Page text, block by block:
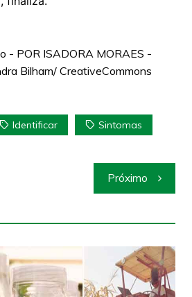
- POR ISADORA MORAES -
Bilham/ CreativeCommons
Identificar Sintomas
Próximo